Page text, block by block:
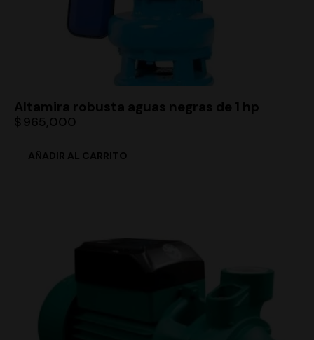
Altamira robusta aguas negras de 1 hp
$ 965,000